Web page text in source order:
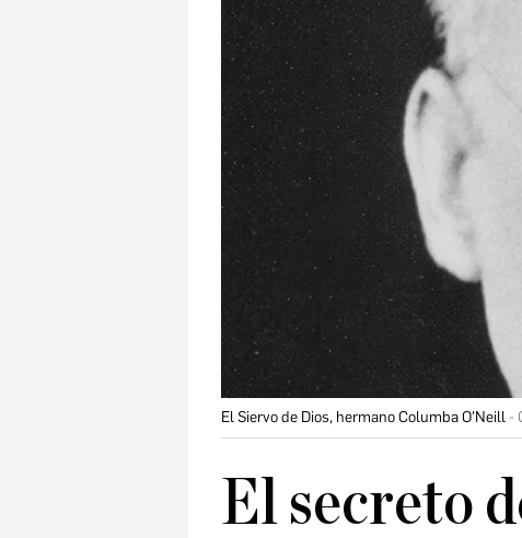
El Siervo de Dios, hermano Columba O'Neill
El secreto